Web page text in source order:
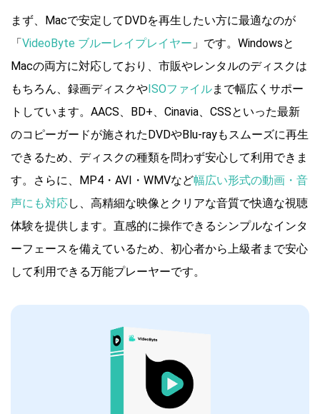
まず、Macで安定してDVDを再生したい方に最適なのが
「VideoByte ブルーレイプレイヤー 」です。Windowsと
Macの両方に対応しており、市販やレンタルのディスクは
もちろん、録画ディスクやISOファイルまで幅広くサポー
トしています。AACS、BD+、Cinavia、CSSといった最新
のコピーガードが施されたDVDやBlu-rayもスムーズに再生
できるため、ディスクの種類を問わず安心して利用できま
す。さらに、MP4・AVI・WMVなど幅広い形式の動画・音
声にも対応し、高精細な映像とクリアな音質で快適な視聴
体験を提供します。直感的に操作できるシンプルなインタ
ーフェースを備えているため、初心者から上級者まで安心
して利用できる万能プレーヤーです。